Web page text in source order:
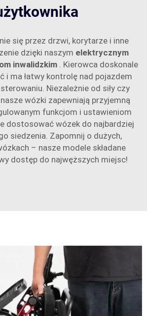
się przez drzwi, korytarze i inne
dzięki naszym elektrycznym
inwalidzkim . Kierowca doskonale
i ma łatwy kontrolę nad pojazdem
Niezależnie od siły czy
wózki zapewniają przyjemną
funkcjom i ustawieniom
dostosować wózek do najbardziej
siedzenia. Zapomnij o dużych,
– nasze modele składane
dostęp do najwęższych miejsc!